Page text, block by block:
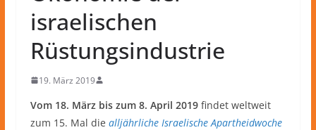
israelischen
Rüstungsindustrie
19. März 2019
Vom 18. März bis zum 8. April 2019findet weltweit
zum 15. Mal die alljährliche Israelische Apartheidwoche